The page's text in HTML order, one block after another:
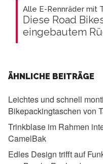
Alle E-Rennräder mit
Diese Road
eingebautem
ÄHNLICHE BEITRÄGE
Leichtes und schnell
Bikepackingtaschen von
Trinkblase im Rahmen
CamelBak
Edles Design trifft auf